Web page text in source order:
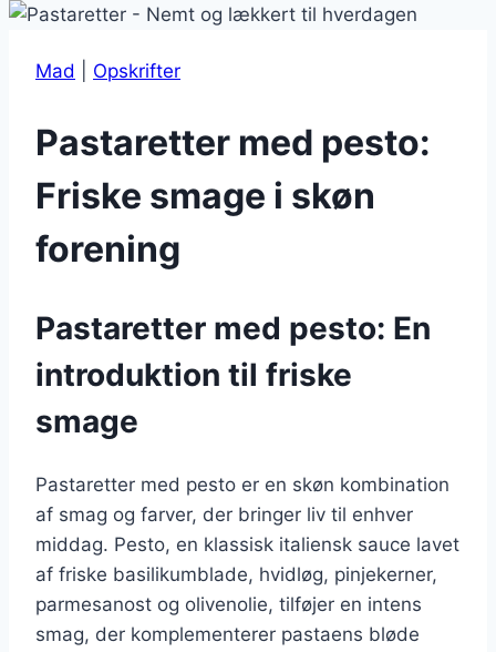
Mad Opskrifter
Pastaretter med pesto:
Friske smage i skøn
forening
Pastaretter med pesto: En
introduktion til friske
smage
Pastaretter med pesto er en skøn kombination
af smag og farver, der bringer liv til enhver
middag. Pesto, en klassisk italiensk sauce lavet
af friske basilikumblade, hvidløg, pinjekerner,
parmesanost og olivenolie, tilføjer en intens
smag, der komplementerer pastaens bløde